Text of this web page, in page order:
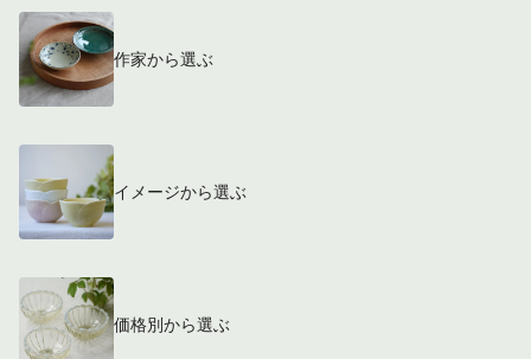
作家から選ぶ
イメージから選ぶ
価格別から選ぶ